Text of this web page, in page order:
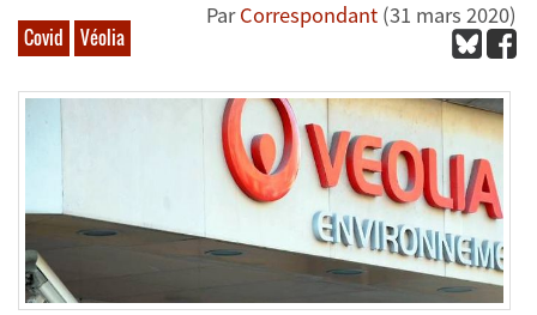
Covid Véolia
ParCorrespondant (31 mars 2020)